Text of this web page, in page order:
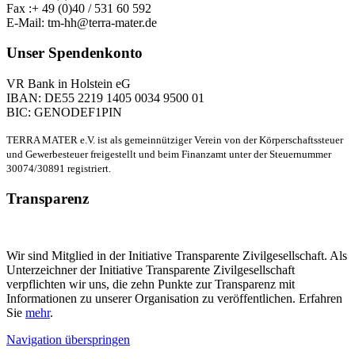
Fax :+ 49 (0)40 / 531 60 592
E-Mail: tm-hh@terra-mater.de
Unser Spendenkonto
VR Bank in Holstein eG
IBAN: DE55 2219 1405 0034 9500 01
BIC: GENODEF1PIN
TERRA MATER e.V. ist als gemeinnütziger Verein von der Körperschaftssteuer
und Gewerbesteuer freigestellt und beim Finanzamt unter der Steuernummer
30074/30891 registriert.
Transparenz
Wir sind Mitglied in der Initiative Transparente Zivilgesellschaft. Als
Unterzeichner der Initiative Transparente Zivilgesellschaft
verpflichten wir uns, die zehn Punkte zur Transparenz mit
Informationen zu unserer Organisation zu veröffentlichen. Erfahren
Sie mehr.
Navigation überspringen